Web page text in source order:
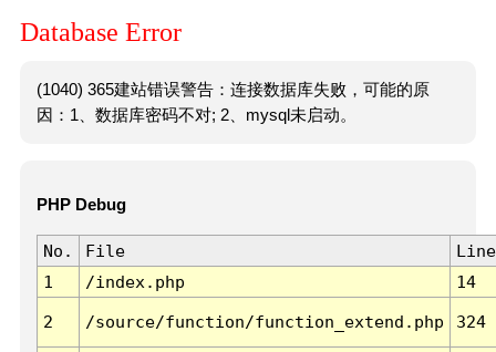
Database Error
(1040) 365建站错误警告：连接数据库失败，可能的原
因：1、数据库密码不对; 2、mysql未启动。
PHP Debug
No. File
Line
1
/index.php 14
2 /source/function/function_extend.php 324